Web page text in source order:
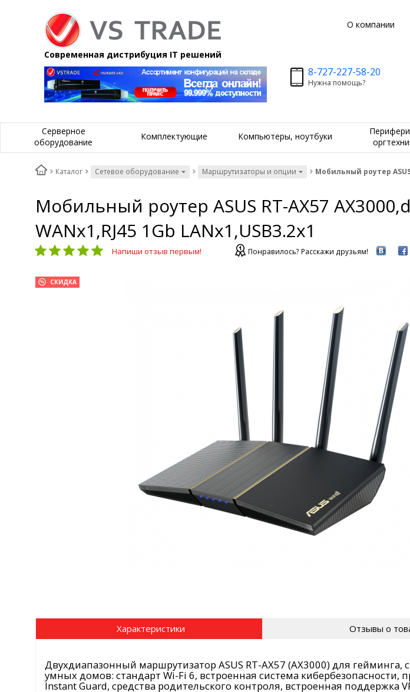
О компании
Современная дистрибуция IT решений
8-727-227-58-20
Нужна помощь?
Серверное
оборудование
Комплектующие Компьютеры, ноутбуки
Каталог Сетевое оборудование Маршрутизаторы и опции Мобильный роутер ASUS
Мобильный роутер ASUS RT-AX57
WANx1,RJ45 1Gb LANx1,USB3.2x1
Напиши отзыв первым! Понравилось? Расскажи друзьям!
СКИДКА
Характеристики Отзывы о
Двухдиапазонный маршрутизатор ASUS RT-AX57 (AX3000) для гейминга,
умных домов: стандарт Wi-Fi 6, встроенная система кибербезопасности,
Instant Guard, средства родительского контроля, встроенная поддержка